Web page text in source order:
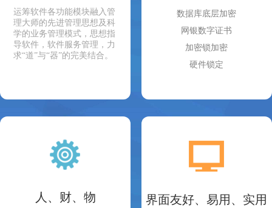
运筹软件各功能模块融入管
理大师的先进管理思想及科
学的业务管理模式，思想指
导软件，软件服务管理，力
求“道”与“器”的完美结合。
数据库底层加密
网银数字证书
加密锁加密
硬件锁定
人、财、物
界面友好、易用、实用